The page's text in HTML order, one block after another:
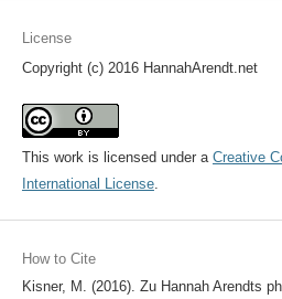
License
Copyright (c) 2016 HannahArendt.net
This work is licensed under a Creative
International License.
How to Cite
Kisner, M. (2016). Zu Hannah Arendts